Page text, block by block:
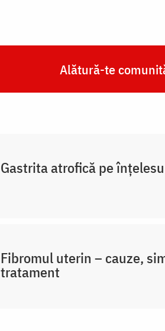
Alătură-te
Gastrita atrofică pe
Fibromul uterin – cauze,
tratament